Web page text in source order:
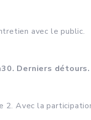
avec le public.
Derniers détours.
2. Avec la